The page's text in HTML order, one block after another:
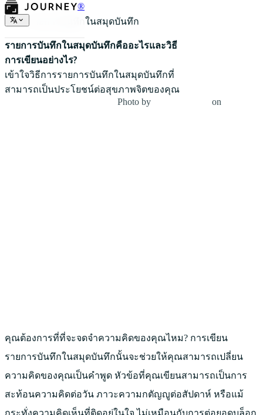
®
รายการบันทึกในสมุดบันทึก
รายการบันทึกในสมุดบันทึกคืออะไรและวิธี
การเขียนอย่างไร?
เข้าใจวิธีการรายการบันทึกในสมุดบันทึกที่
สามารถเป็นประโยชน์ต่อสุขภาพจิตของคุณ
Photo by
on
คุณต้องการที่ที่จะจดจำความคิดของคุณไหม? การเขียน
รายการบันทึกในสมุดบันทึกนั้นจะช่วยให้คุณสามารถเปลี่ยน
ความคิดของคุณเป็นคำพูด หัวข้อที่คุณเขียนสามารถเป็นการ
สะท้อนความคิดต่อวัน ภาวะความกตัญญูต่อสัปดาห์ หรือแม้
กระทั่งความคิดเห็นที่ติดอยู่ในใจ ไม่เหมือนกับการต่อยอดบล็อก